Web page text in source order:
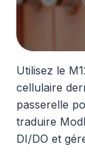
Utilisez le
cellulaire
passerelle
traduire
DI/DO et